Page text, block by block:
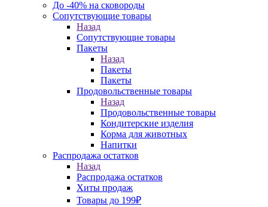
До -40% на сковороды
Сопутствующие товары
Назад
Сопутствующие товары
Пакеты
Назад
Пакеты
Пакеты
Продовольственные товары
Назад
Продовольственные товары
Кондитерские изделия
Корма для животных
Напитки
Распродажа остатков
Назад
Распродажа остатков
Хиты продаж
Товары до 199₽